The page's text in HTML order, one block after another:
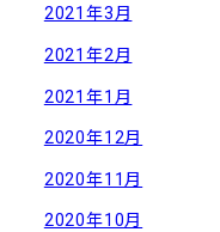
2021年3月
2021年2月
2021年1月
2020年12月
2020年11月
2020年10月